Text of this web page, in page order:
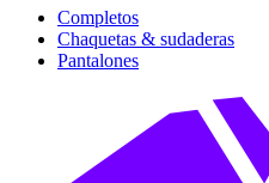
Completos
Chaquetas & sudaderas
Pantalones